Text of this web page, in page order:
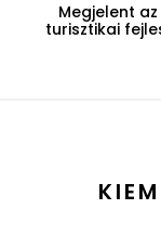
Megjelent
turisztikai